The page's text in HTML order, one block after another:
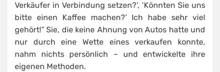
Verkäufer in Verbindung setzen?’, ‘Könnten Sie uns
bitte einen Kaffee machen?’ Ich habe sehr viel
gehört!” Sie, die keine Ahnung von Autos hatte und
nur durch eine Wette eines verkaufen konnte,
nahm nichts persönlich – und entwickelte ihre
eigenen Methoden.